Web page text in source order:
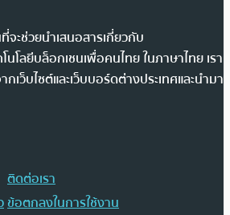
ะช่วยนำเสนอสารเกี่ยวกับ
นโลยีบล็อกเชนเพื่อคนไทย ในภาษาไทย เรา
ว็บไซต์และเว็บบอร์ดต่างประเทศและนำมา
ติดต่อเรา
ข้อตกลงในการใช้งาน